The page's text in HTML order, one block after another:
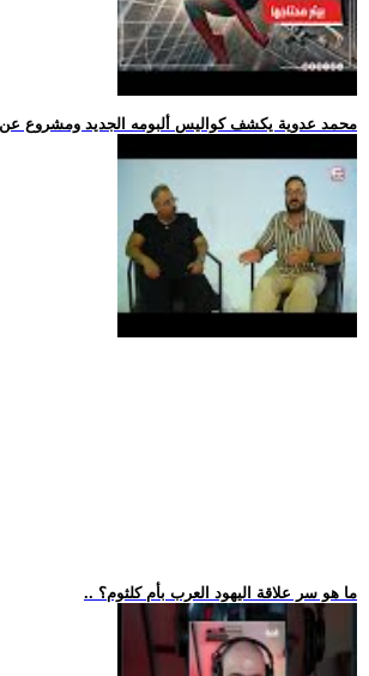
.. محمد عدوية يكشف كواليس ألبومه الجديد ومشروع
.. ما هو سر علاقة اليهود العرب بأم كلثوم؟